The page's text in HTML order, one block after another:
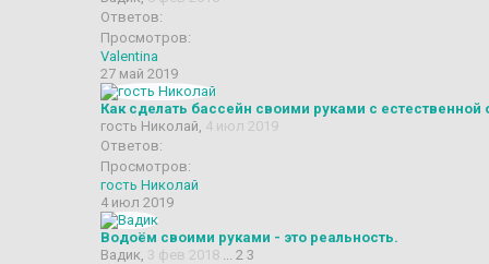
Ответов:
Просмотров:
Valentina
27 май 2019
Как сделать бассейн своими руками с естественной
гость Николай, 4 июл 2019
Ответов:
Просмотров:
гость Николай
4 июл 2019
Водоём своими руками - это реальность.
Вадик, 3 фев 2018 ... 2 3